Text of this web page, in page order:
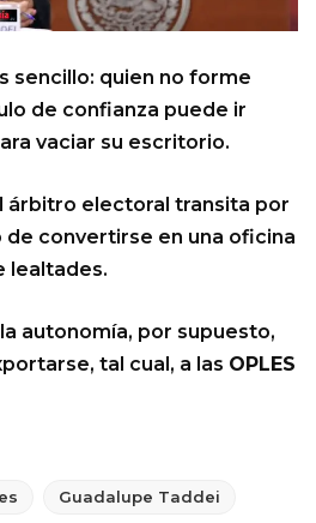
sencillo: quien no forme
de confianza puede ir
vaciar su escritorio.
árbitro electoral transita por
de convertirse en una oficina
lealtades.
autonomía, por supuesto,
tal cual, a las OPLES
Guadalupe Taddei